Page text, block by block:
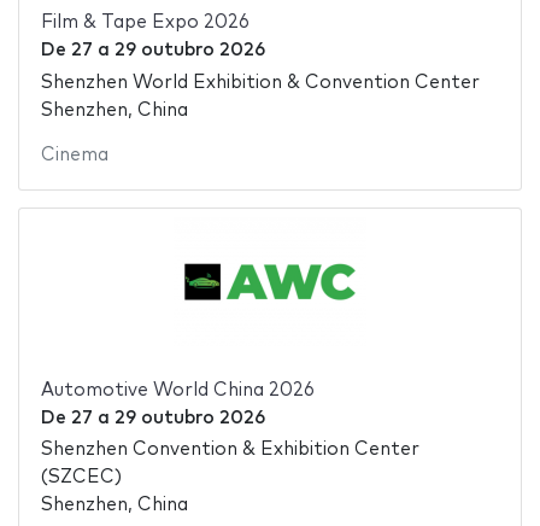
Film & Tape Expo 2026
De 27 a 29 outubro 2026
Shenzhen World Exhibition & Convention Center
Shenzhen, China
Cinema
Automotive World China 2026
De 27 a 29 outubro 2026
Shenzhen Convention & Exhibition Center
(SZCEC)
Shenzhen, China